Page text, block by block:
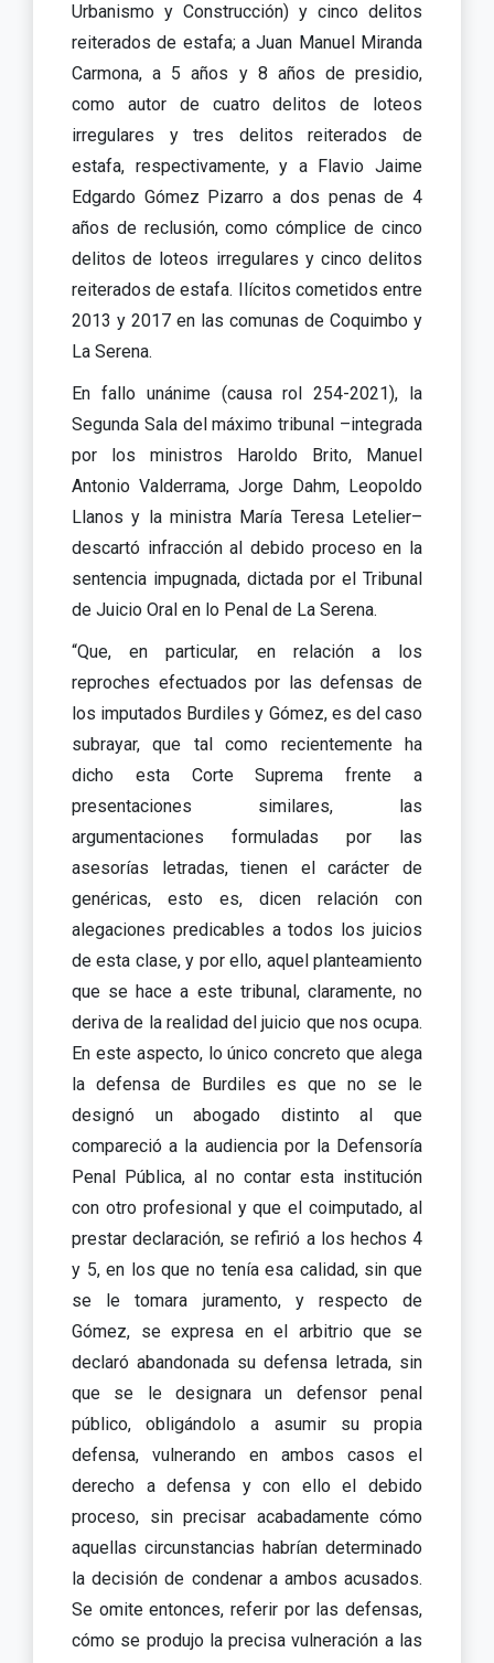
Urbanismo y Construcción) y cinco delitos
reiterados de estafa; a Juan Manuel Miranda
Carmona, a 5 años y 8 años de presidio,
como autor de cuatro delitos de loteos
irregulares y tres delitos reiterados de
estafa, respectivamente, y a Flavio Jaime
Edgardo Gómez Pizarro a dos penas de 4
años de reclusión, como cómplice de cinco
delitos de loteos irregulares y cinco delitos
reiterados de estafa. Ilícitos cometidos entre
2013 y 2017 en las comunas de Coquimbo y
La Serena.
En fallo unánime (causa rol 254-2021), la
Segunda Sala del máximo tribunal –integrada
por los ministros Haroldo Brito, Manuel
Antonio Valderrama, Jorge Dahm, Leopoldo
Llanos y la ministra María Teresa Letelier–
descartó infracción al debido proceso en la
sentencia impugnada, dictada por el Tribunal
de Juicio Oral en lo Penal de La Serena.
“Que, en particular, en relación a los
reproches efectuados por las defensas de
los imputados Burdiles y Gómez, es del caso
subrayar, que tal como recientemente ha
dicho esta Corte Suprema frente a
presentaciones similares, las
argumentaciones formuladas por las
asesorías letradas, tienen el carácter de
genéricas, esto es, dicen relación con
alegaciones predicables a todos los juicios
de esta clase, y por ello, aquel planteamiento
que se hace a este tribunal, claramente, no
deriva de la realidad del juicio que nos ocupa.
En este aspecto, lo único concreto que alega
la defensa de Burdiles es que no se le
designó un abogado distinto al que
compareció a la audiencia por la Defensoría
Penal Pública, al no contar esta institución
con otro profesional y que el coimputado, al
prestar declaración, se refirió a los hechos 4
y 5, en los que no tenía esa calidad, sin que
se le tomara juramento, y respecto de
Gómez, se expresa en el arbitrio que se
declaró abandonada su defensa letrada, sin
que se le designara un defensor penal
público, obligándolo a asumir su propia
defensa, vulnerando en ambos casos el
derecho a defensa y con ello el debido
proceso, sin precisar acabadamente cómo
aquellas circunstancias habrían determinado
la decisión de condenar a ambos acusados.
Se omite entonces, referir por las defensas,
cómo se produjo la precisa vulneración a las